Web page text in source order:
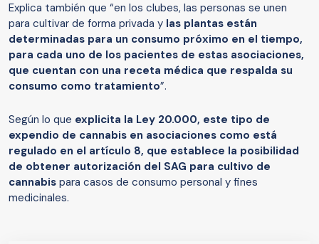
Explica también que “en los clubes, las personas se unen
para cultivar de forma privada y las plantas están
determinadas para un consumo próximo en el tiempo,
para cada uno de los pacientes de estas asociaciones,
que cuentan con una receta médica que respalda su
consumo como tratamiento”.
Según lo que explicita la Ley 20.000, este tipo de
expendio de cannabis en asociaciones como está
regulado en el artículo 8, que establece la posibilidad
de obtener autorización del SAG para cultivo de
cannabis para casos de consumo personal y fines
medicinales.